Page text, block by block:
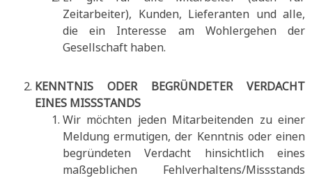
Zeitarbeiter), Kunden, Lieferanten und alle,
die ein Interesse am Wohlergehen der
Gesellschaft haben.
KENNTNIS ODER BEGRÜNDETER VERDACHT
EINES MISSSTANDS
Wir möchten jeden Mitarbeitenden zu einer
Meldung ermutigen, der Kenntnis oder einen
begründeten Verdacht hinsichtlich eines
maßgeblichen Fehlverhaltens/Missstands